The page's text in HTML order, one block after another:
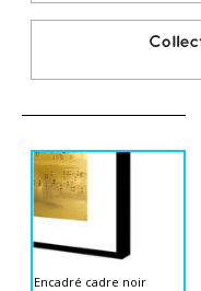
Encadré cadre noir